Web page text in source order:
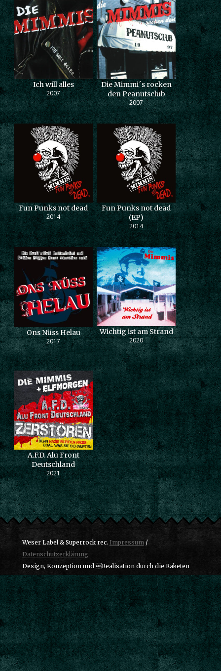
Ich will alles
2007
Die Mimmi´s rocken
den Peanutsclub
2007
Fun Punks not dead
2014
Fun Punks not dead
(EP)
2014
Ons Nüss Helau
2017
Wichtig ist am Strand
2020
A.F.D. Alu Front
Deutschland
2021
Weser Label & Superrock rec. Impressum/
Datenschutzerklärung
Design, Konzeption und Realisation durch die Raketen